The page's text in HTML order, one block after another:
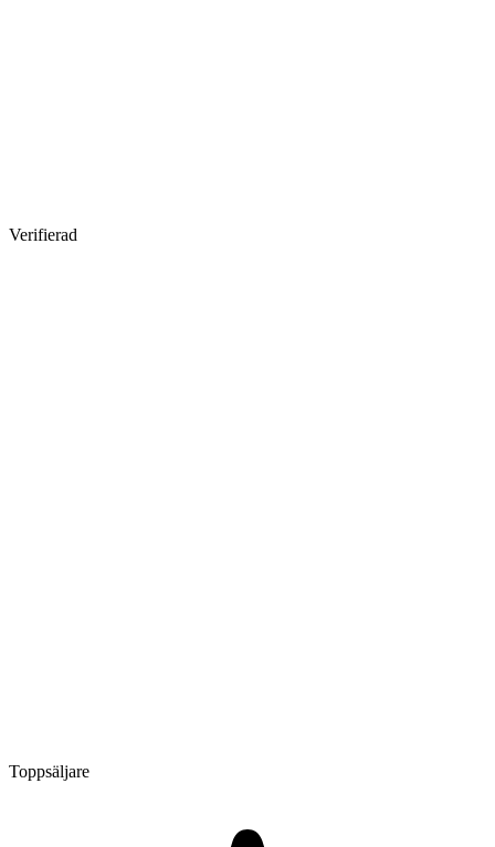
Verifierad
Toppsäljare